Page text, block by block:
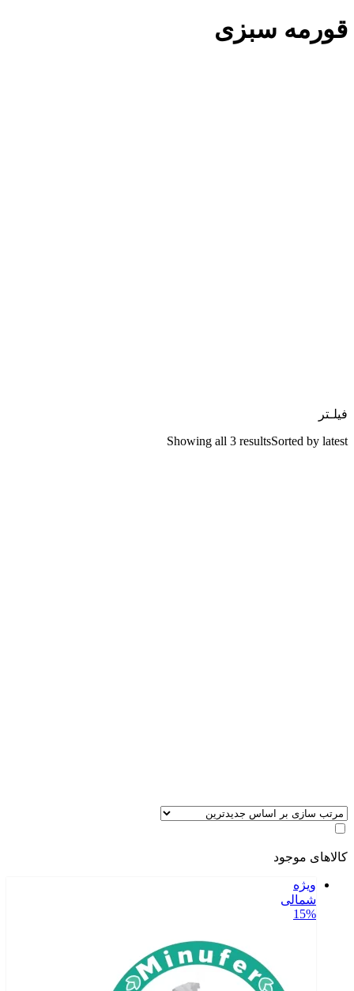
قورمه سبزی
فیلـتر
Showing all 3 resultsSorted by latest
کالاهای موجود
ویژه
شمالی
15%